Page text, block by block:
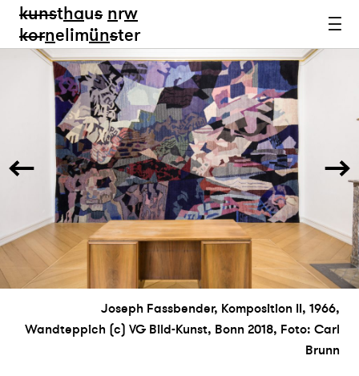
kunsthaus nrw
kornelimünster
Joseph Fassbender, Komposition II, 1966,
Wandteppich (c) VG Bild-Kunst, Bonn 2018, Foto: Carl
Brunn